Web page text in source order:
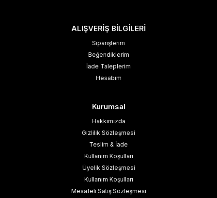
ALIŞVERİŞ BİLGİLERİ
Siparişlerim
Beğendiklerim
İade Taleplerim
Hesabım
Kurumsal
Hakkımızda
Gizlilik Sözleşmesi
Teslim & İade
Kullanım Koşulları
Üyelik Sözleşmesi
Kullanım Koşulları
Mesafeli Satış Sözleşmesi